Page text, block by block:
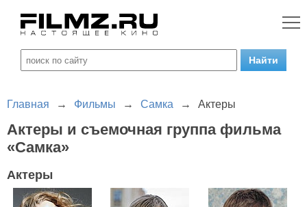
Главная → Фильмы → Самка → Актеры
Актеры и съемочная группа фильма
«Самка»
Актеры